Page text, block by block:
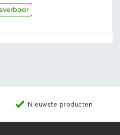
is:
Nieuwste producten